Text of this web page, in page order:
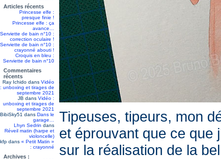
Articles récents
Princesse elfe :
presque finie !
Princesse elfe : ça
avance…
Serviette de bain n°10 :
correction oculaire !
Serviette de bain n°10 :
crayonné abouti !
Croquis en bleu :
Serviette de bain n°10
Commentaires
récents
Ray Ichido dans Vidéo
: unboxing et tirages de
septembre 2021
JB dans Vidéo :
unboxing et tirages de
septembre 2021
BibiSky51 dans Dans le
garage…
Lhyn Sedrin dans
Réveil matin (harpe et
violoncelle)
kfp dans « Petit Matin »
: crayonné
Archives :
Tipeuses, tipeurs, mon
et éprouvant que ce que
sur la réalisation de la